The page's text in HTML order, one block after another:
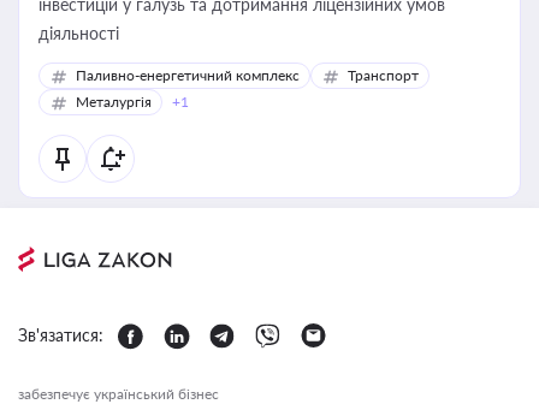
інвестицій у галузь та дотримання ліцензійних умов
діяльності
Паливно-енергетичний комплекс
Транспорт
Металургія
+1
Зв'язатися:
забезпечує український бізнес